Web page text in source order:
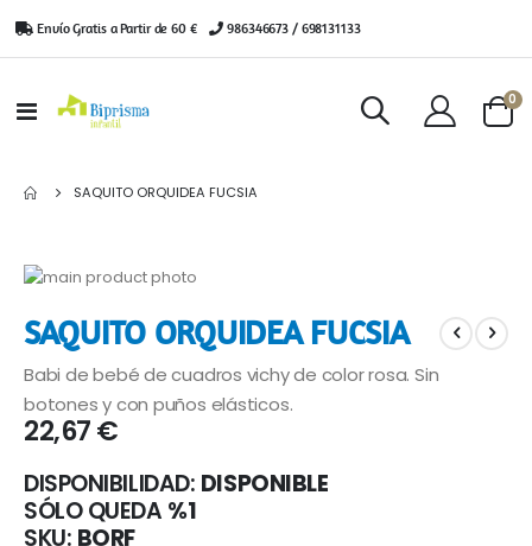
Envío Gratis a Partir de 60 € | 986346673 / 698131133
Toggle
Cart
0
SAQUITO ORQUIDEA FUCSIA
Saltar
final
de
la
galería
de
imágenes
al
comienzo
de
la
galería
imágenes
SAQUITO ORQUIDEA FUCSIA
Babi de bebé de cuadros vichy de color rosa. Sin
botones y con puños elásticos.
22,67 €
DISPONIBILIDAD: DISPONIBLE
SÓLO QUEDA %1
SKU BORF